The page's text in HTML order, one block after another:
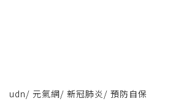
udn/ 元氣網/ 新冠肺炎 / 預防自保